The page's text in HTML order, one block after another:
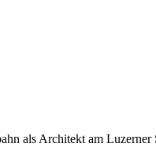
als Architekt am